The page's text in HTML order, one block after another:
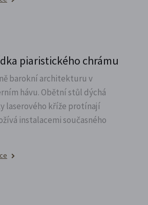
piaristického chrámu
barokní architekturu v
hávu. Obětní stůl dýchá
laserového kříže protínají
instalacemi současného